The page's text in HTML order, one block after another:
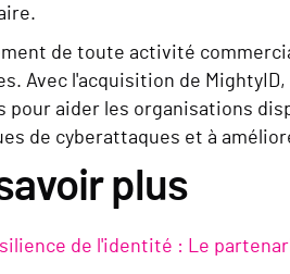
de toute activité
Avec l'acquisition de
pour aider les organisations
de cyberattaques et à
plus
de l'identité : Le